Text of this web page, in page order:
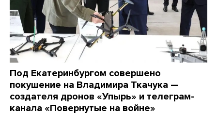
Под Екатеринбургом совершено
покушение на Владимира Ткачука —
создателя дронов «Упырь» и телеграм-
канала «Повернутые на войне»